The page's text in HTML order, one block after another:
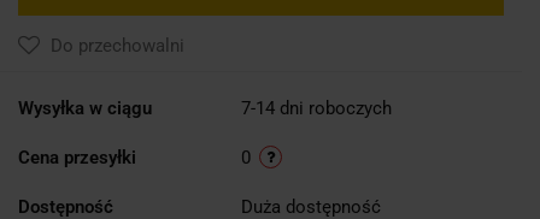
Do przechowalni
Wysyłka w ciągu 7-14 dni roboczych
Cena przesyłki 0
Dostępność Duża dostępność